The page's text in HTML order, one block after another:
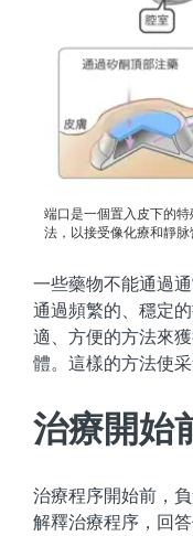
端口是一個置入皮下的
法，以接受像化療和靜脉
一些藥物不能通過
通過頻繁的、穩定
適、方便的方法來
體。這樣的方法使采
治療開始
治療程序開始前，
解釋治療程序，回